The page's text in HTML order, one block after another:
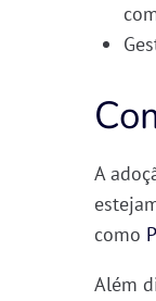
A
como
Além